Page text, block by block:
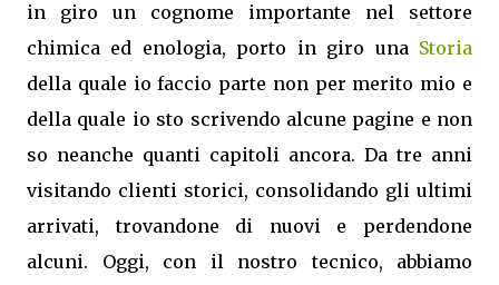
in giro un cognome importante nel settore
chimica ed enologia, porto in giro una Storia
della quale io faccio parte non per merito mio e
della quale io sto scrivendo alcune pagine e non
so neanche quanti capitoli ancora. Da tre anni
visitando clienti storici, consolidando gli ultimi
arrivati, trovandone di nuovi e perdendone
alcuni. Oggi, con il nostro tecnico, abbiamo